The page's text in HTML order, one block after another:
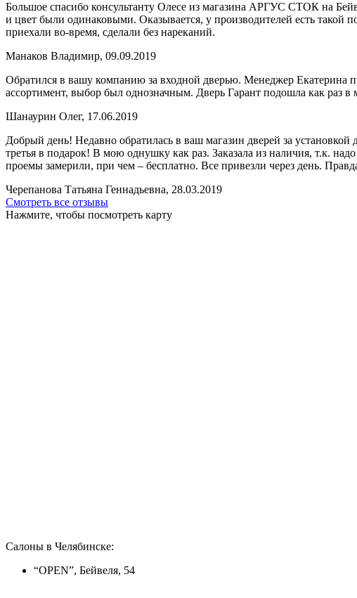
Большое спасибо консультанту Олесе из магазина АРГУС СТОК на
и цвет были одинаковыми. Оказывается, у производителей есть
приехали во-время, сделали без нареканий.
Манаков Владимир, 09.09.2019
Обратился в вашу компанию за входной дверью. Менеджер Екатерина
ассортимент, выбор был однозначным. Дверь Гарант подошла как раз
Шанаурин Олег, 17.06.2019
Добрый день! Недавно обратилась в ваш магазин дверей за
третья в подарок! В мою однушку как раз. Заказала из наличия, т.к.
проемы замерили, при чем – бесплатно. Все привезли через день.
Черепанова Татьяна Геннадьевна, 28.03.2019
Смотреть все отзывы
Нажмите, чтобы посмотреть карту
Салоны в Челябинске:
“OPEN”, Бейвеля, 54